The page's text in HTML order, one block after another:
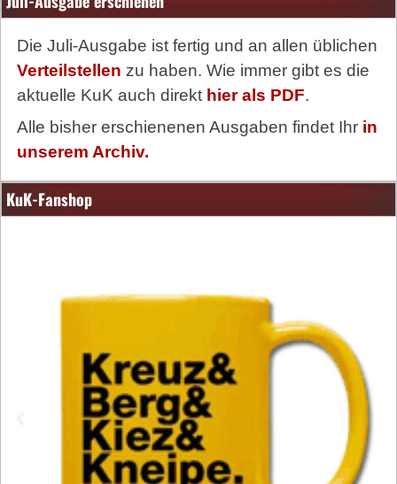
Die Juli-Ausgabe ist fertig und an allen üblichen
Verteilstellen zu haben. Wie immer gibt es die
aktuelle KuK auch direkt hier als PDF.
Alle bisher erschienenen Ausgaben findet Ihr in
unserem Archiv.
KuK-Fanshop